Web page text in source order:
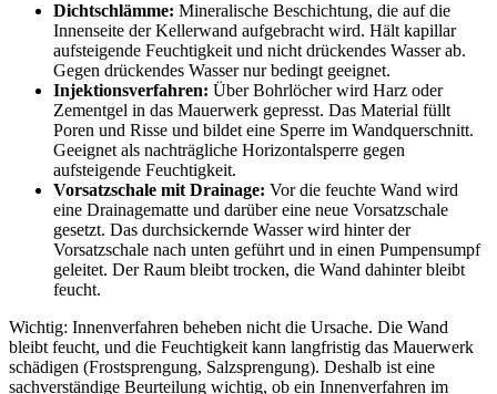
Dichtschlämme: Mineralische Beschichtung, die auf die
Innenseite der Kellerwand aufgebracht wird. Hält kapillar
aufsteigende Feuchtigkeit und nicht drückendes Wasser ab.
Gegen drückendes Wasser nur bedingt geeignet.
Injektionsverfahren: Über Bohrlöcher wird Harz oder
Zementgel in das Mauerwerk gepresst. Das Material füllt
Poren und Risse und bildet eine Sperre im Wandquerschnitt.
Geeignet als nachträgliche Horizontalsperre gegen
aufsteigende Feuchtigkeit.
Vorsatzschale mit Drainage: Vor die feuchte Wand wird
eine Drainagematte und darüber eine neue Vorsatzschale
gesetzt. Das durchsickernde Wasser wird hinter der
Vorsatzschale nach unten geführt und in einen Pumpensumpf
geleitet. Der Raum bleibt trocken, die Wand dahinter bleibt
feucht.
Wichtig: Innenverfahren beheben nicht die Ursache. Die Wand
bleibt feucht, und die Feuchtigkeit kann langfristig das Mauerwerk
schädigen (Frostsprengung, Salzsprengung). Deshalb ist eine
sachverständige Beurteilung wichtig, ob ein Innenverfahren im